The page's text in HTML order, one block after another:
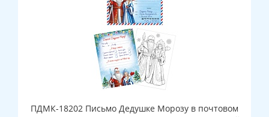
ПДМК-18202 Письмо Дедушке Морозу в почтовом